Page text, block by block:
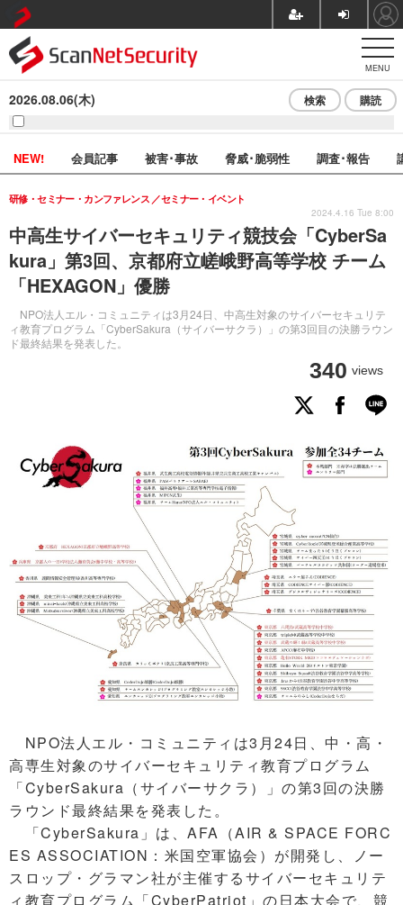
MENU
2026.08.06(木) 検索 購読
NEW! 会員記事 被害･事故 脅威･脆弱性 調査･報告
中高生サイバーセキュリティ競技会「CyberSa
kura」第3回、京都府立嵯峨野高等学校 チーム
「HEXAGON」優勝
NPO法人エル・コミュニティは3月24日、中高生対象のサイバーセキュリテ
ィ教育プログラム「CyberSakura（サイバーサクラ）」の第3回目の決勝ラウン
ド最終結果を発表した。
研修・セミナー・カンファレンス セミナー・イベント
340 views
2024.4.16 Tue 8:00
NPO法人エル・コミュニティは3月24日、中・高・
高専生対象のサイバーセキュリティ教育プログラム
「CyberSakura（サイバーサクラ）」の第3回の決勝
ラウンド最終結果を発表した。
「CyberSakura」は、AFA（AIR & SPACE FORC
ES ASSOCIATION：米国空軍協会）が開発し、ノー
スロップ・グラマン社が主催するサイバーセキュリテ
ィ教育プログラム「CyberPatriot」の日本大会で、競